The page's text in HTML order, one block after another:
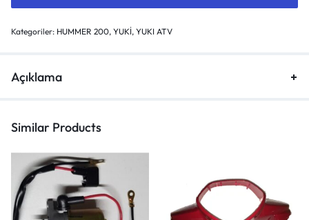
Kategoriler: HUMMER 200, YUKİ, YUKI ATV
Açıklama
Similar Products